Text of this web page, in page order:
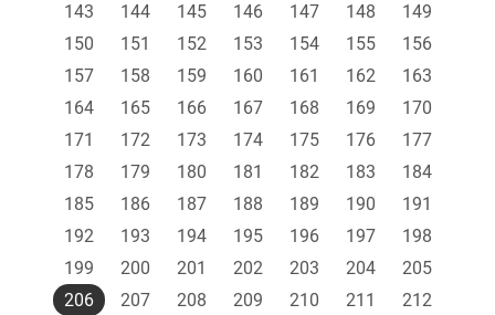
143
144 145 146 147 148
149
150
151 152 153 154 155
156
157
158 159 160 161 162
163
164
165 166 167 168 169
170
171
172 173 174 175 176
177
178
179 180 181 182 183
184
185
186 187 188 189 190
191
192
193 194 195 196 197
198
199
200 201 202 203 204
205
206
207 208 209 210 211
212